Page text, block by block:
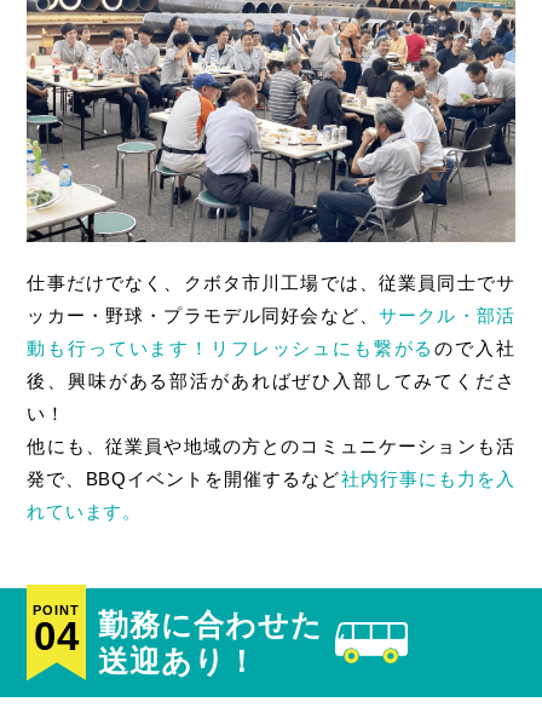
仕事だけでなく、クボタ市川工場では、従業員同士でサ
ッカー・野球・プラモデル同好会など、 サークル・部活
動も行っています！リフレッシュにも繋がるので入社
後、興味がある部活があればぜひ入部してみてくださ
い！
他にも、従業員や地域の方とのコミュニケーションも活
発で、BBQイベントを開催するなど社内行事にも力を入
れています。
POINT
04 勤務に合わせた
送迎あり！